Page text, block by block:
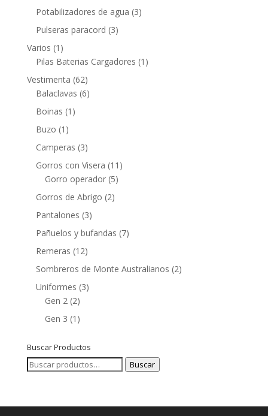
Potabilizadores de agua (3)
Pulseras paracord (3)
Varios (1)
Pilas Baterias Cargadores (1)
Vestimenta (62)
Balaclavas (6)
Boinas (1)
Buzo (1)
Camperas (3)
Gorros con Visera (11)
Gorro operador (5)
Gorros de Abrigo (2)
Pantalones (3)
Pañuelos y bufandas (7)
Remeras (12)
Sombreros de Monte Australianos (2)
Uniformes (3)
Gen 2 (2)
Gen 3 (1)
Buscar Productos
Buscar
Buscar